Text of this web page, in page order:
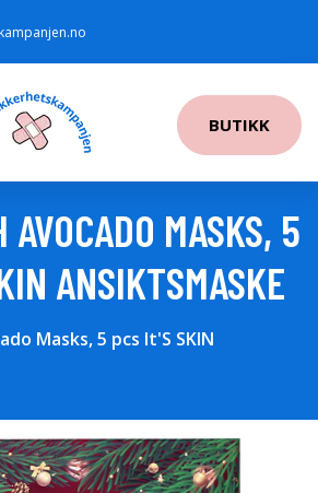
BUTIKK
AVOCADO MASKS, 5
ANSIKTSMASKE
Masks, 5 pcs It'S SKIN